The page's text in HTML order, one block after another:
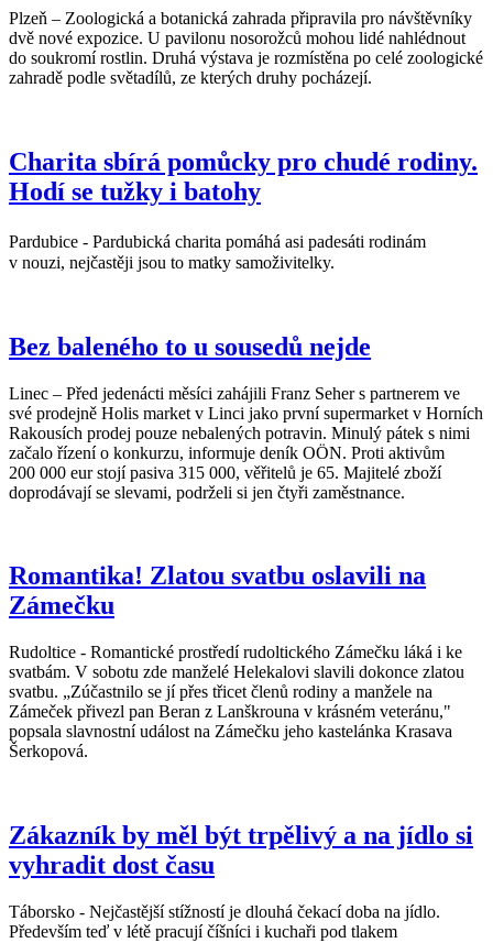
Plzeň – Zoologická a botanická zahrada připravila pro návštěvníky
dvě nové expozice. U pavilonu nosorožců mohou lidé nahlédnout
do soukromí rostlin. Druhá výstava je rozmístěna po celé zoologické
zahradě podle světadílů, ze kterých druhy pocházejí.
Charita sbírá pomůcky pro chudé rodiny.
Hodí se tužky i batohy
Pardubice - Pardubická charita pomáhá asi padesáti rodinám
v nouzi, nejčastěji jsou to matky samoživitelky.
Bez baleného to u sousedů nejde
Linec – Před jedenácti měsíci zahájili Franz Seher s partnerem ve
své prodejně Holis market v Linci jako první supermarket v Horních
Rakousích prodej pouze nebalených potravin. Minulý pátek s nimi
začalo řízení o konkurzu, informuje deník OÖN. Proti aktivům
200 000 eur stojí pasiva 315 000, věřitelů je 65. Majitelé zboží
doprodávají se slevami, podrželi si jen čtyři zaměstnance.
Romantika! Zlatou svatbu oslavili na
Zámečku
Rudoltice - Romantické prostředí rudoltického Zámečku láká i ke
svatbám. V sobotu zde manželé Helekalovi slavili dokonce zlatou
svatbu. „Zúčastnilo se jí přes třicet členů rodiny a manžele na
Zámeček přivezl pan Beran z Lanškrouna v krásném veteránu,"
popsala slavnostní událost na Zámečku jeho kastelánka Krasava
Šerkopová.
Zákazník by měl být trpělivý a na jídlo si
vyhradit dost času
Táborsko - Nejčastější stížností je dlouhá čekací doba na jídlo.
Především teď v létě pracují číšníci i kuchaři pod tlakem